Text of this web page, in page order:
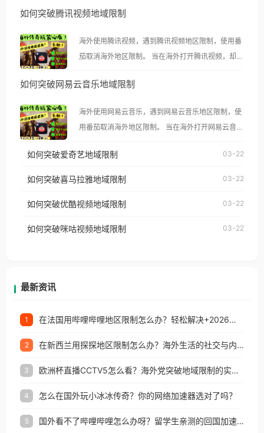
如何突破腾讯视频地域限制
海外使用腾讯视频，遇到腾讯视频地区限制，使用番
茄取消海外地区限制。 当在海外打开腾讯视频，却突
示语。 海外用户如香港、澳门、台湾、美国、加拿
像其他音乐平台一样，出现地区及版权限制问题，且
仅能在中国大陆地区播放。 遇到这个问题的朋友们，
台湾、美国、加拿大、澳大利亚、欧洲等国家和地区
权限制所困扰。
如何突破网易云音乐地域限制
海外使用网易云音乐，遇到网易云音乐地区限制，使
用番茄取消海外地区限制。 当在海外打开网易云音
播放”的提示语。 海外用户如香港、澳门、台湾、美
制问题，且仅能在中国大陆地区播放。 遇到这个问题
户收听网易云音乐地区版权限制」的问题，无论人在
如何突破爱奇艺地域限制 03-22
如何突破喜马拉雅地域限制 03-22
如何突破优酷视频地域限制 03-22
如何突破咪咕视频地域限制 03-22
最新资讯
1 在法国用哔哩哔哩地区限制怎么办？轻松解决+2026世界杯看球攻略
2 在新西兰用探探地区限制怎么办？海外生活的社交与内容之困
3 欧洲杯直播CCTV5怎么看？海外党突破地域限制的实用指南
4 怎么在国外玩小冰冰传奇？你的网络加速器选对了吗？
5 国外看不了哔哩哔哩怎么办呀？留学生亲测的回国加速全攻略（含酷我音乐渤海银行解决方法）